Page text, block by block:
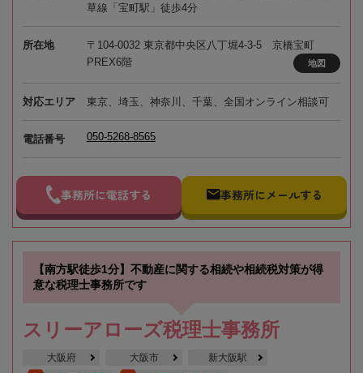
草線「宝町駅」徒歩4分
所在地
〒104-0032 東京都中央区八丁堀4-3-5 京橋宝町
PREX6階
地図
対応エリア 東京、埼玉、神奈川、千葉、全国オンライン相談可
電話番号 050-5268-8565
事務所に電話する 事務所にメールする
【南方駅徒歩1分】不動産に関する相続や相続税対策が得
意な税理士事務所です
スリーアローズ税理士事務所
大阪府 大阪市 新大阪駅